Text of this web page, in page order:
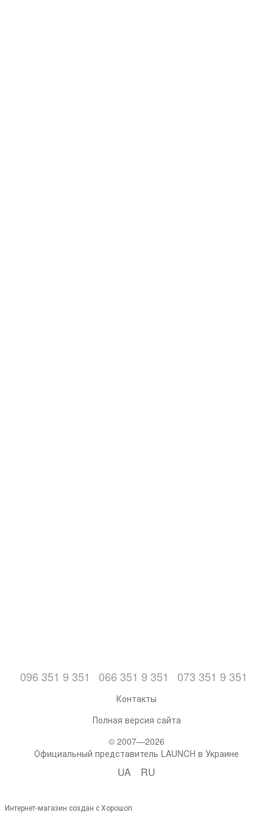
096 351 9 351 066 351 9 351 073 351 9 351
Контакты
Полная версия сайта
© 2007—2026
Официальный представитель LAUNCH в Украине
UA RU
Интернет-магазин создан с Хорошоп